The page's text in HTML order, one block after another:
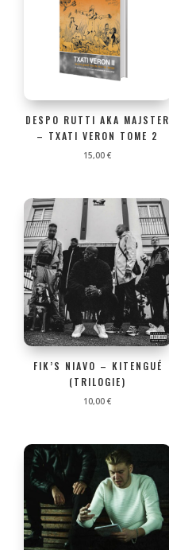
DESPO RUTTI AKA MAJSTER
– TXATI VERON TOME 2
15,00€
FIK’S NIAVO – KITENGUÉ
(TRILOGIE)
10,00€